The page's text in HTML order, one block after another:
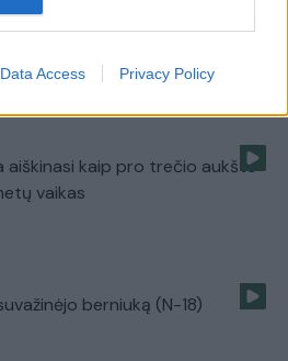
Data Access Privacy Policy
ieškomas 19-metis
aiškinasi kaip pro trečio aukšto
vaikas
berniuką (N-18)